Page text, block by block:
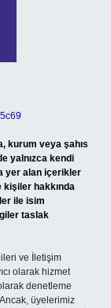
kurum veya şahıs
yalnızca kendi
yer alan içerikler
kişiler hakkında
ile isim
taslak
ve İletişim
olarak hizmet
denetleme
üyelerimiz